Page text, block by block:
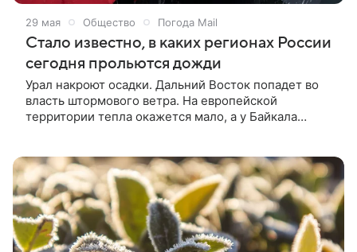
29 мая Общество Погода Mail
Стало известно, в каких регионах России
сегодня прольются дожди
Урал накроют осадки. Дальний Восток попадет во
власть штормового ветра. На европейской
территории тепла окажется мало, а у Байкала
Приморья перейдет на юг Сахалина и Курилы.
Сегодня там прольют сильные дожди и поднимется
ветер. Непогода заденет Приамурье — воздух
станет свежее. При этом Приморье, напротив,
согреется. В Южно-Сахалинске — +9 °С, во
Владивостоке — +23 °С, в Анадыре — +5 °С.